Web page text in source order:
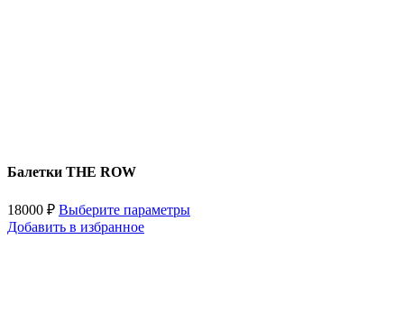
Балетки THE ROW
18000 ₽ Выберите параметры
Добавить в избранное